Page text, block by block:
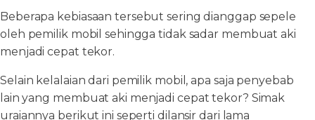
Beberapa kebiasaan tersebut sering dianggap sepele
oleh pemilik mobil sehingga tidak sadar membuat aki
menjadi cepat tekor.
Selain kelalaian dari pemilik mobil, apa saja penyebab
lain yang membuat aki menjadi cepat tekor? Simak
uraiannya berikut ini seperti dilansir dari lama